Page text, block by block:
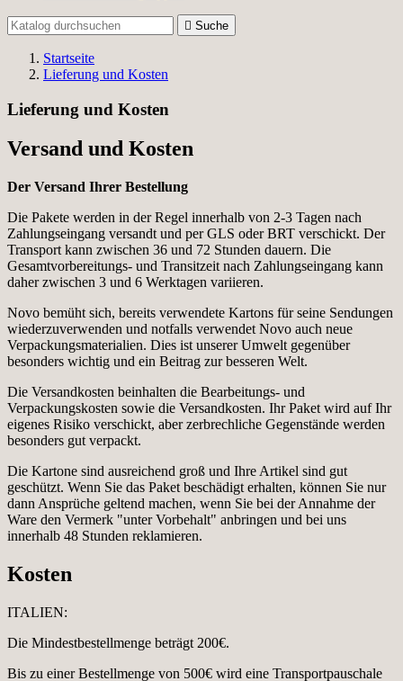
 Suche
Startseite
Lieferung und Kosten
Lieferung und Kosten
Versand und Kosten
Der Versand Ihrer Bestellung
Die Pakete werden in der Regel innerhalb von 2-3 Tagen nach
Zahlungseingang versandt und per GLS oder BRT verschickt. Der
Transport kann zwischen 36 und 72 Stunden dauern. Die
Gesamtvorbereitungs- und Transitzeit nach Zahlungseingang kann
daher zwischen 3 und 6 Werktagen variieren.
Novo bemüht sich, bereits verwendete Kartons für seine Sendungen
wiederzuverwenden und notfalls verwendet Novo auch neue
Verpackungsmaterialien. Dies ist unserer Umwelt gegenüber
besonders wichtig und ein Beitrag zur besseren Welt.
Die Versandkosten beinhalten die Bearbeitungs- und
Verpackungskosten sowie die Versandkosten. Ihr Paket wird auf Ihr
eigenes Risiko verschickt, aber zerbrechliche Gegenstände werden
besonders gut verpackt.
Die Kartone sind ausreichend groß und Ihre Artikel sind gut
geschützt. Wenn Sie das Paket beschädigt erhalten, können Sie nur
dann Ansprüche geltend machen, wenn Sie bei der Annahme der
Ware den Vermerk "unter Vorbehalt" anbringen und bei uns
innerhalb 48 Stunden reklamieren.
Kosten
ITALIEN:
Die Mindestbestellmenge beträgt 200€.
Bis zu einer Bestellmenge von 500€ wird eine Transportpauschale